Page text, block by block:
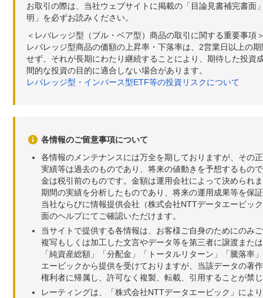
お取引の際は、当社ウェブサイトに掲載の「目論見書補完書
明」を必ずお読みください。
＜レバレッジ型（ブル・ベア型）商品の取引に関する重要事項
レバレッジ型商品の価額の上昇率・下落率は、2営業日以上の
せず、それが長期にわたり継続することにより、期待した投
間的な投資の目的に適合しない場合があります。
レバレッジ型・インバース型ETF等の投資リスクについて
各情報のご留意事項について
各情報のメンテナンスには万全を期しておりますが、その
実績等は過去のものであり、将来の値動きを予想するもの
金は税引前のものです。金額は運用会社によって決められ
期間の実績を分析したものであり、将来の運用成果等を保
当社ならびに情報提供会社（株式会社NTTデータエービッ
面のヘルプにてご確認いただけます。
当サイトで提供する各情報は、お客様ご自身のためにのみ
複写もしくは加工した文言やデータ等を第三者に譲渡また
「純資産総額」「分配金」「トータルリターン」「騰落
エービックから提供を受けておりますが、当該データの著
権利者に帰属し、許可なく複製、転載、引用することが禁
レーティングは、「株式会社NTTデータエービック」によ